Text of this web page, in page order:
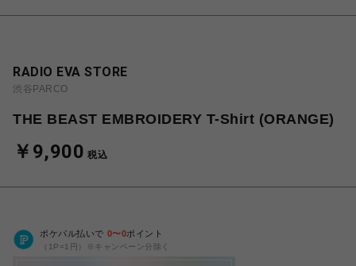
RADIO EVA STORE
渋谷PARCO
THE BEAST EMBROIDERY T-Shirt (ORANGE)
￥9,900 税込
ポケパル払いで 0〜0ポイント
（1P=1円）※キャンペーン分除く